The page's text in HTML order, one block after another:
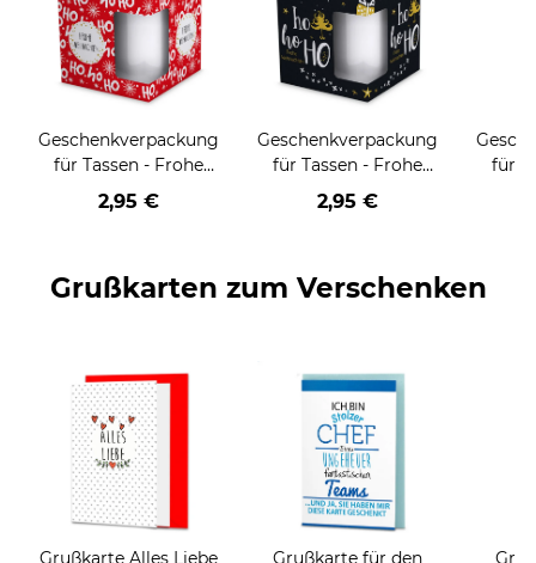
Geschenkverpackung
für Tassen - Frohe
Weihnachten - HO
HO HO - rot
2,95 €
Geschenkverpackung
für Tassen - Frohe
Weihnachten - HO
HO HO - schwarz
2,95 €
für
Grußkarten zum Verschenken
Grußkarte Alles Liebe
Grußkarte für den